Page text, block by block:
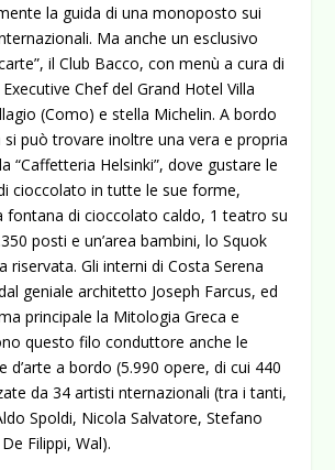
la guida di una monoposto sui
Ma anche un esclusivo
il Club Bacco, con menù a cura di
Chef del Grand Hotel Villa
(Como) e stella Michelin. A bordo
si può trovare inoltre una vera e propria
“Caffetteria Helsinki”, dove gustare le
cioccolato in tutte le sue forme,
fontana di cioccolato caldo, 1 teatro su
posti e un’area bambini, lo Squok
riservata. Gli interni di Costa Serena
geniale architetto Joseph Farcus, ed
principale la Mitologia Greca e
questo filo conduttore anche le
d’arte a bordo (5.990 opere, di cui 440
da 34 artisti nternazionali (tra i tanti,
Spoldi, Nicola Salvatore, Stefano
Filippi, Wal).